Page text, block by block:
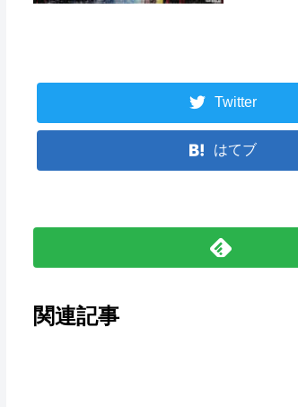
Twitter
はてブ
関連記事